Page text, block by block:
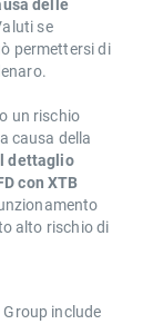
se
permettersi di
un rischio
causa della
dettaglio
con XTB
alto rischio di
include